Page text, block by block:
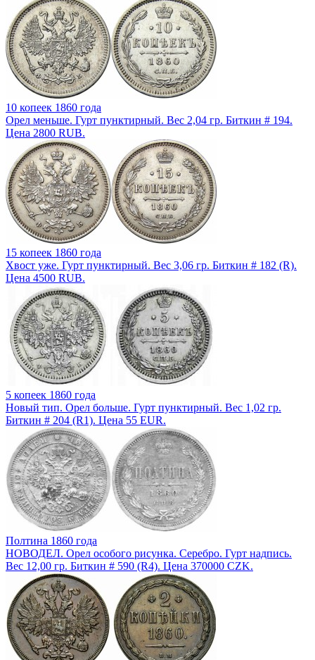
10 копеек 1860 года
Орел меньше. Гурт пунктирный. Вес 2,04 гр. Биткин # 194.
Цена 2800 RUB.
15 копеек 1860 года
Хвост уже. Гурт пунктирный. Вес 3,06 гр. Биткин # 182 (R).
Цена 4500 RUB.
5 копеек 1860 года
Новый тип. Орел больше. Гурт пунктирный. Вес 1,02 гр.
Биткин # 204 (R1). Цена 55 EUR.
Полтина 1860 года
НОВОДЕЛ. Орел особого рисунка. Серебро. Гурт надпись.
Вес 12,00 гр. Биткин # 590 (R4). Цена 370000 CZK.